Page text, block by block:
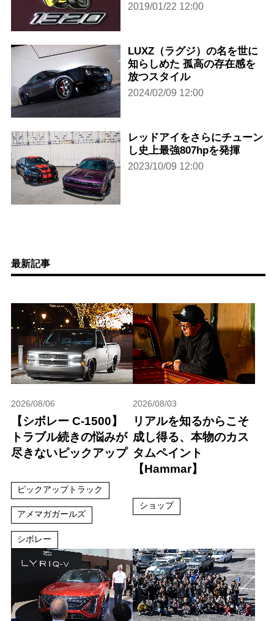
2019/01/22 12:00
LUXZ（ラグジ）の名を世に
知らしめた 孤高の存在感を
放つスタイル
2024/02/09 12:00
レッドアイをさらにチューン
し史上最強807hpを発揮
2023/10/09 12:00
最新記事
2026/08/06
【シボレー C-1500】
トラブル続きの悩みが
尽きないピックアップ
ピックアップトラック
アメマガガールズ
シボレー
2026/08/03
リアルを知るからこそ
成し得る、本物のカス
タムペイント
【Hammar】
ショップ